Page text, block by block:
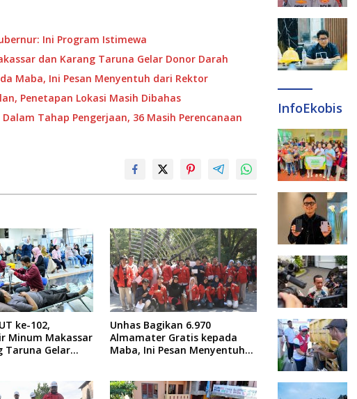
Ini Program Istimewa
dan Karang Taruna Gelar Donor Darah
Maba, Ini Pesan Menyentuh dari Rektor
Penetapan Lokasi Masih Dibahas
Tahap Pengerjaan, 36 Masih Perencanaan
ke-102,
Minum Makassar
Taruna Gelar
Unhas Bagikan 6.970
Almamater Gratis kepada
Maba, Ini Pesan Menyentuh
InfoEkobis